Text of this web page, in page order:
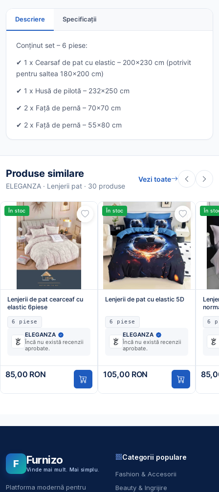
Descriere Specificații
Conținut set – 6 piese:
✔ 1 x Cearsaf de pat cu elastic – 200x230 cm (potrivit
pentru saltea 180x200 cm)
✔ 1 x Husă de pilotă – 232x250 cm
✔ 2 x Față de pernă – 70x70 cm
✔ 2 x Față de pernă – 55x80 cm
Produse similare
ELEGANZA · Lenjerii pat · 30 produse
Vezi toate
În stoc
Lenjerii de pat cearceaf cu
elastic 6piese
6 piese
ELEGANZA
Încă nu există recenzii
aprobate.
85,00 RON
În stoc
Lenjerii de pat cu elastic 5D
6 piese
ELEGANZA
Încă nu există recenzii
aprobate.
105,00 RON
În
6
F Furnizo
Vinde mai mult. Mai simplu.
Platforma modernă pentru
Categorii populare
Fashion & Accesorii
Beauty & Ingrijire